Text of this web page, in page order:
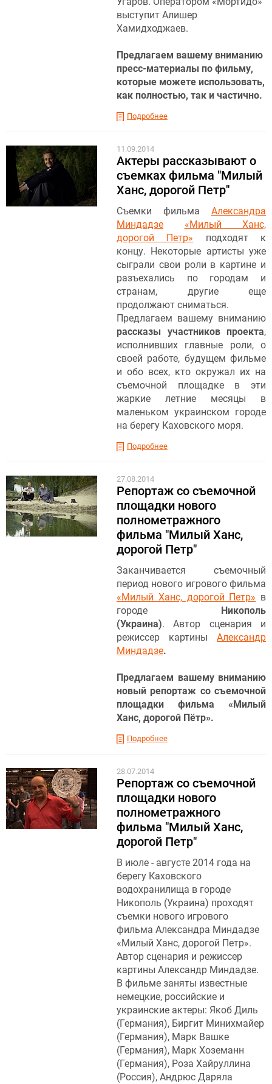
выступит Алишер
Хамидходжаев.
Предлагаем вашему вниманию
пресс-материалы по фильму,
которые можете использовать,
как полностью, так и частично.
Подробнее
11.09.2014
Актеры рассказывают о
съемках фильма "Милый
Ханс, дорогой Петр"
Съемки фильма Александра
Миндадзе
«Милый Ханс,
дорогой Петр» подходят к
концу. Некоторые артисты уже
сыграли свои роли в картине и
разъехались по городам и
странам, другие еще
продолжают сниматься.
Предлагаем вашему вниманию
рассказы участников проекта,
исполнивших главные роли, о
своей работе, будущем фильме
и обо всех, кто окружал их на
съемочной площадке в эти
жаркие летние месяцы в
маленьком украинском городе
на берегу Каховского моря.
Подробнее
27.08.2014
Репортаж со съемочной
площадки нового
полнометражного
фильма "Милый Ханс,
дорогой Петр"
Заканчивается съемочный
период нового игрового фильма
«Милый Ханс, дорогой Петр» в
городе Никополь
(Украина). Автор сценария и
режиссер картины Александр
Миндадзе.
Предлагаем вашему вниманию
новый репортаж со съемочной
площадки фильма «Милый
Ханс, дорогой Пётр».
Подробнее
28.07.2014
Репортаж со съемочной
площадки нового
полнометражного
фильма "Милый Ханс,
дорогой Петр"
В июле - августе 2014 года на
берегу Каховского
водохранилища в городе
Никополь (Украина) проходят
съемки нового игрового
фильма Александра Миндадзе
«Милый Ханс, дорогой Петр».
Автор сценария и режиссер
картины Александр Миндадзе.
В фильме заняты известные
немецкие, российские и
украинские актеры: Якоб Диль
(Германия), Биргит Минихмайер
(Германия), Марк Вашке
(Германия), Марк Хоземанн
(Германия), Роза Хайруллина
(Россия), Андрюс Даряла